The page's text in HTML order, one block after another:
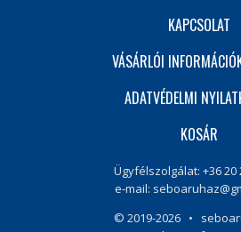
KAPCSOLAT
VÁSÁRLÓI
ADATVÉDELMI
KOSÁR
Ügyfélszolgálat: +36 20
e-mail:
© 2019-2026 •